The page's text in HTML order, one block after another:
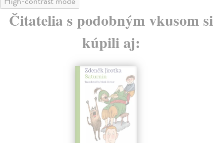
Čitatelia s podobným vkusom si
kúpili aj: